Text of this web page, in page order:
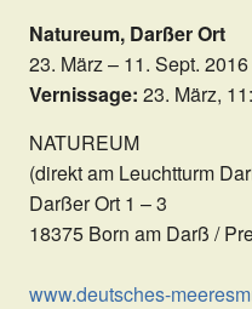
Natureum, Darßer Ort
23. März – 11. Sept.
Vernissage: 23. März,
NATUREUM
(direkt am Leuchtturm
Darßer Ort 1 – 3
18375 Born am Darß /
www.deutsches-